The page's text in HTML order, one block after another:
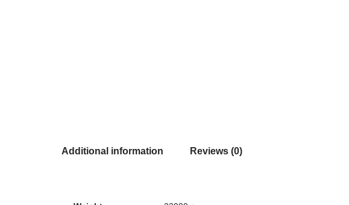
Additional information Reviews (0)